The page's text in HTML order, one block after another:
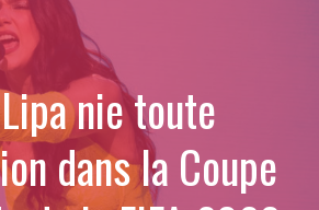
nie toute
dans la Coupe